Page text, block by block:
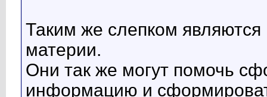
Таким же слепком
материи.
Они так же могут помочь
информацию и